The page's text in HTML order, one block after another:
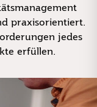
praxisorientiert.
jedes
erfüllen.